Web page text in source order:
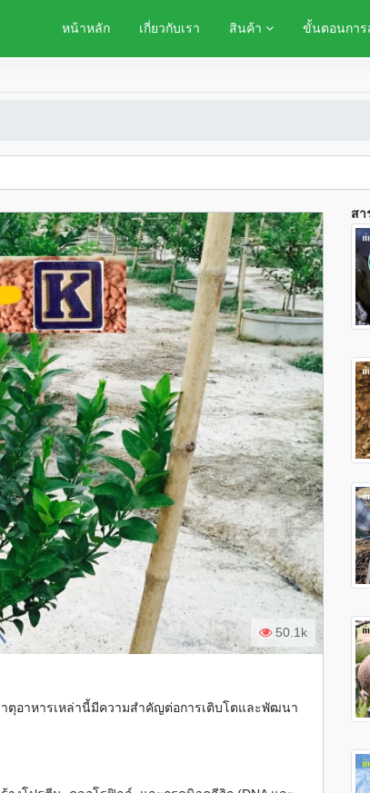
หน้าหลัก เกี่ยวกับเรา สินค้า ขั้นตอนการ
50.1k
ตุอาหารเหล่านี้มีความสำคัญต่อการเติบโตและพัฒนา
สา